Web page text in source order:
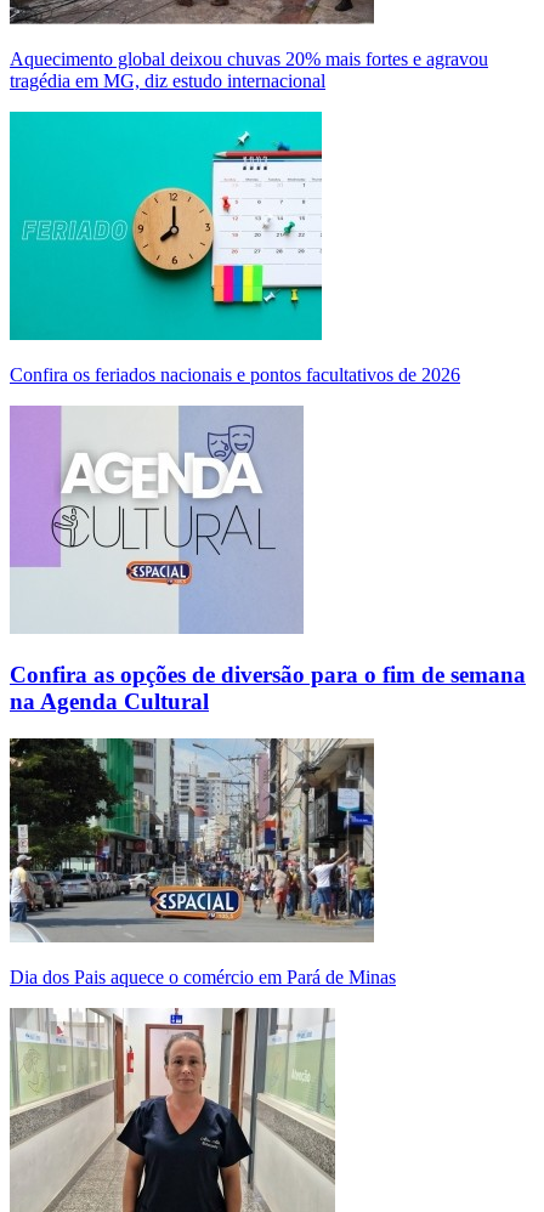
Aquecimento global deixou chuvas 20% mais fortes e agravou
tragédia em MG, diz estudo internacional
Confira os feriados nacionais e pontos facultativos de 2026
Confira as opções de diversão para o fim de semana
na Agenda Cultural
Dia dos Pais aquece o comércio em Pará de Minas